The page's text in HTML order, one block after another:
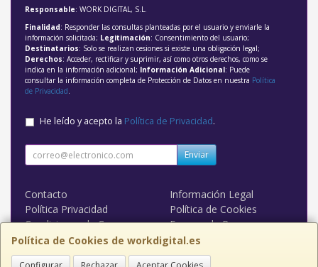
Política de Cookies de workdigital.es
Responsable: WORK DIGITAL, S.L.
Finalidad: Responder las consultas planteadas por el usuario y enviarle la
información solicitada; Legitimación: Consentimiento del usuario;
Destinatarios: Solo se realizan cesiones si existe una obligación legal;
Derechos: Acceder, rectificar y suprimir, así como otros derechos, como se
indica en la información adicional; Información Adicional: Puede
consultar la información completa de Protección de Datos en nuestra Política
de Privacidad.
He leído y acepto la Política de Privacidad.
Enviar
Contacto
Información Legal
Política Privacidad
Política de Cookies
Condiciones de Compra
Formas de Pago
WORK DIGITAL